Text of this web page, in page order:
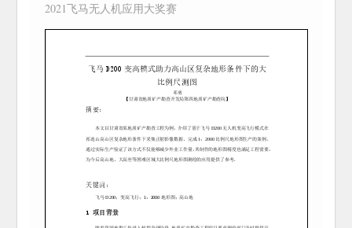
2021飞马无人机应用大奖赛